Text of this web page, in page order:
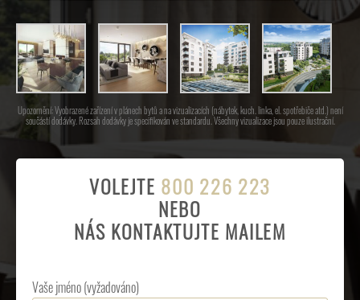
Upozornění: Vyobrazené zařízení v plánech bytů a na vizualizacích (nábytek, kuch. linka, el. spotřebiče atd.) není
součástí dodávky. Rozsah dodávky je specifikován ve standardu. Všechny vizualizace jsou pouze ilustrační.
VOLEJTE 800 226 223
NEBO
NÁS KONTAKTUJTE MAILEM
Vaše jméno (vyžadováno)